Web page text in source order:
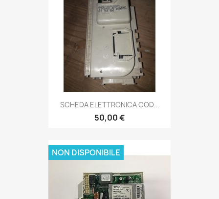
SCHEDA ELETTRONICA COD...
50,00 €
NON DISPONIBILE